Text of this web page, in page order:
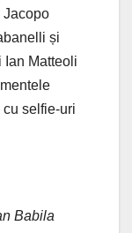
Jacopo
și
Ian Matteoli
selfie-uri
Babila